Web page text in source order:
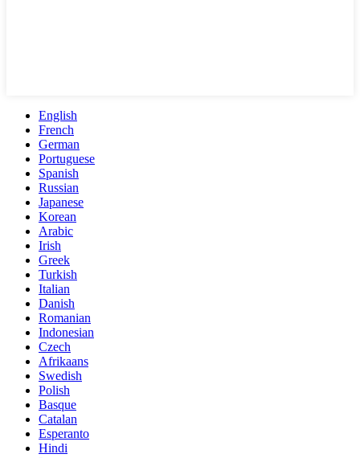
English
French
German
Portuguese
Spanish
Russian
Japanese
Korean
Arabic
Irish
Greek
Turkish
Italian
Danish
Romanian
Indonesian
Czech
Afrikaans
Swedish
Polish
Basque
Catalan
Esperanto
Hindi